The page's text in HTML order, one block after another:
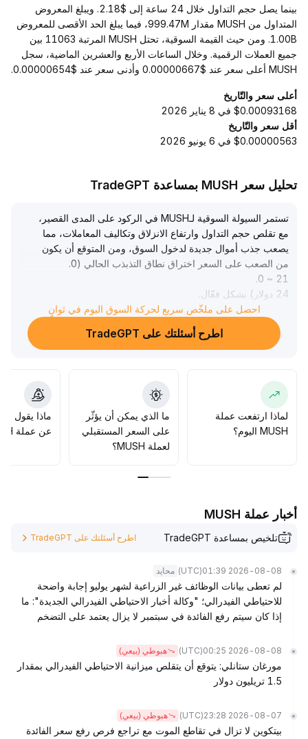
بينما يصل حجم التداول خلال 24 ساعة إلى $2.18. ويبلغ المعروض
المتداول من MUSH مقدار 999.47M، فيما يبلغ الحد الأقصى للمعروض
1.00B. ومن حيث القيمة السوقية، تحتل MUSH المرتبة 11063 بين
جميع العملات الرقمية. وخلال الساعات الأربع والعشرين الماضية، سجل
MUSH أعلى سعر عند $0.00000667 وأدنى سعر عند $0.00000654.
أعلى سعر والتّاريخ
$0.00093168 في 8 يناير 2026
أقل سعر والتّاريخ
$0.00000563 في 6 يونيو 2026
تحليل سعر MUSH بمساعدة TradeGPT
تستمر السيولة السوقية لـMUSH في الركود على المدى القصير،
مع تقلص حجم التداول وارتفاع الانزلاق وتكاليف المعاملات، مما
يصعب جذب أموال جديدة لدخول السوق، ومن المتوقع أن يكون
من الصعب على السعر اختراق نطاق التذبذب الحالي (0
.
21 ~ 0
.
24 دولار) بشكل فعّال
على المدى المتوسط والطويل، تتركز تفضيلات رأس المال حول
مركّزة للغاية ويفتقر المشروع إلى توسيع سيناريوهات التطبيق،
التدوير؛ والتركيز على المدى المتوسط والطويل على بناء النظام
البيئي، وتوسيع السرديات، وتعزيز قدرة التحوط الكلية في التنفيذ
العملي، وإلا سيظل زخم الصعود محدوداً.
احصل على ملخّص سريع لحركة السوق اليوم في ثوانٍ
اطرح أسئلتك على TradeGPT
لماذا ارتفعت عملة
MUSH اليوم؟
ما الذي يمكن أن يؤثّر
على السعر المستقبلي
لعملة MUSH؟
ماذا يقول
عن عملة MUSH؟
أخبار عملة MUSH
تلخيص بمساعدة TradeGPT اطرح أسئلتك على TradeGPT
2026-08-08 01:39
(UTC) محايد
لم تعطى بيانات الوظائف غير الزراعية لشهر يوليو إجابة واضحة
للاحتياطي الفيدرالي؛ "وكالة أخبار الاحتياطي الفيدرالي الجديدة": ما
إذا كان سيتم رفع الفائدة في سبتمبر لا يزال يعتمد على التضخم
2026-08-08 00:25
(UTC) هبوطي (بيعي)
مورغان ستانلي: يتوقع أن يتقلص ميزانية الاحتياطي الفيدرالي بمقدار
1.5 تريليون دولار
2026-08-07 23:28
(UTC) هبوطي (بيعي)
بيتكوين لا تزال في تقاطع الموت مع تراجع فرص رفع سعر الفائدة